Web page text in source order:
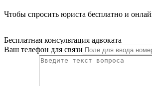
Чтобы спросить юриста бесплатно и
Бесплатная консультация адвоката
Ваш телефон для связи